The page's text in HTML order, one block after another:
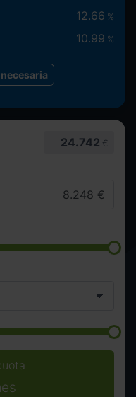
24.742 €
12.66 %
10.99 %